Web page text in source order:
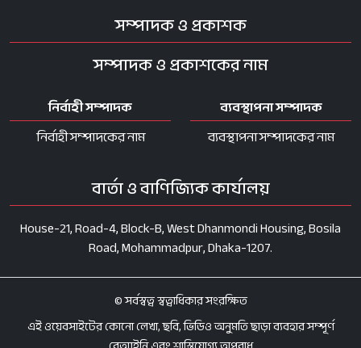
সম্পাদক ও প্রকাশক
সম্পাদক ও প্রকাশকের নাম
নির্বাহী সম্পাদক
নির্বাহী সম্পাদকের নাম
ব্যবস্থাপনা সম্পাদক
ব্যবস্থাপনা সম্পাদকের নাম
বার্তা ও বাণিজ্যিক কার্যালয়
House-21, Road-4, Block-B, West Dhanmondi Housing, Bosila
Road, Mohammadpur, Dhaka-1207.
© সর্বস্বত্ব স্বত্বাধিকার সংরক্ষিত
এই ওয়েবসাইটের কোনো লেখা, ছবি, ভিডিও অনুমতি ছাড়া ব্যবহার সম্পূর্ণ